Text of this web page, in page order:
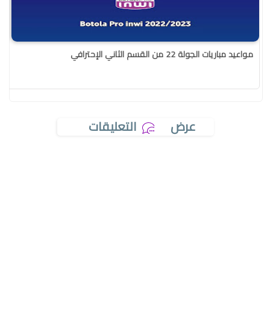
مواعيد مباريات الجولة 22 من القسم الثاني الإحترافي
عرض التعليقات